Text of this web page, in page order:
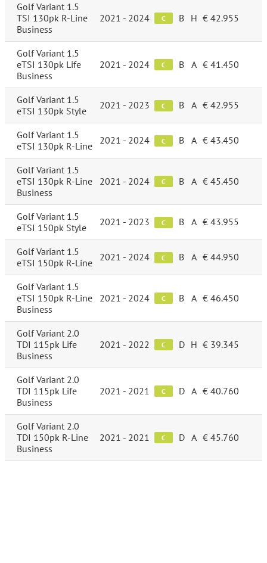
Golf Variant 1.5
TSI 130pk R-Line
Business
2021 - 2024 C B H € 42.955
Golf Variant 1.5
eTSI 130pk Life
Business
2021 - 2024 C B A € 41.450
Golf Variant 1.5
eTSI 130pk Style
2021 - 2023 C B A € 42.955
Golf Variant 1.5
eTSI 130pk R-Line
2021 - 2024 C B A € 43.450
Golf Variant 1.5
eTSI 130pk R-Line
Business
2021 - 2024 C B A € 45.450
Golf Variant 1.5
eTSI 150pk Style
2021 - 2023 C B A € 43.955
Golf Variant 1.5
eTSI 150pk R-Line
2021 - 2024 C B A € 44.950
Golf Variant 1.5
eTSI 150pk R-Line
Business
2021 - 2024 C B A € 46.450
Golf Variant 2.0
TDI 115pk Life
Business
2021 - 2022 C D H € 39.345
Golf Variant 2.0
TDI 115pk Life
Business
2021 - 2021 C D A € 40.760
Golf Variant 2.0
TDI 150pk R-Line
Business
2021 - 2021 C D A € 45.760